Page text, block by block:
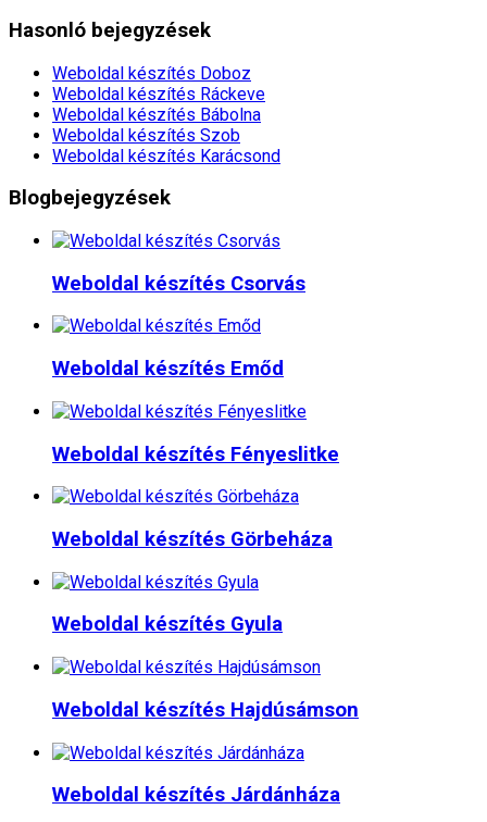
Hasonló bejegyzések
Weboldal készítés​ Doboz
Weboldal készítés​ Ráckeve
Weboldal készítés​ Bábolna
Weboldal készítés​ Szob
Weboldal készítés​ Karácsond
Blogbejegyzések
Weboldal készítés​ Csorvás
Weboldal készítés​ Emőd
Weboldal készítés​ Fényeslitke
Weboldal készítés​ Görbeháza
Weboldal készítés​ Gyula
Weboldal készítés​ Hajdúsámson
Weboldal készítés​ Járdánháza